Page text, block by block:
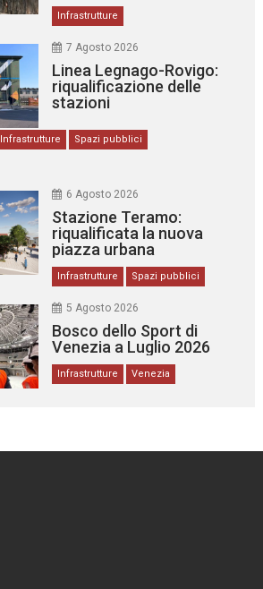
Infrastrutture
7 Agosto 2026
Linea Legnago-Rovigo:
riqualificazione delle
stazioni
Infrastrutture
Spazi pubblici
6 Agosto 2026
Stazione Teramo:
riqualificata la nuova
piazza urbana
Infrastrutture Spazi pubblici
5 Agosto 2026
Bosco dello Sport di
Venezia a Luglio 2026
Infrastrutture Venezia